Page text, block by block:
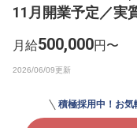
11月開業予定／実
月給500,000円〜
積極採用中！お気